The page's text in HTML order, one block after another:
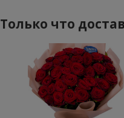
Только что